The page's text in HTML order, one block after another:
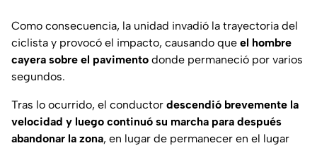
Como consecuencia, la unidad invadió la trayectoria del
ciclista y provocó el impacto, causando que el hombre
cayera sobre el pavimento donde permaneció por varios
segundos.
Tras lo ocurrido, el conductor descendió brevemente la
velocidad y luego continuó su marcha para después
abandonar la zona, en lugar de permanecer en el lugar